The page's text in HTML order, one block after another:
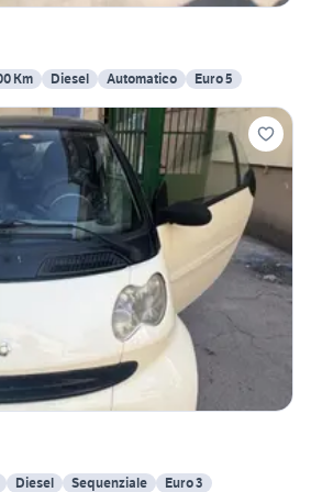
Km Diesel Automatico Euro 5
Diesel Sequenziale Euro 3